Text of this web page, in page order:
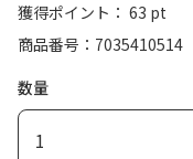
獲得ポイント： 63 pt
商品番号
7035410514
数量
1